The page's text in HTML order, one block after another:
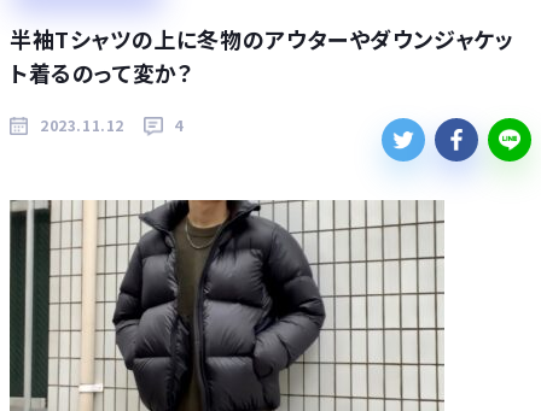
半袖Tシャツの上に冬物のアウターやダウンジャケッ
ト着るのって変か？
2023.11.12 4